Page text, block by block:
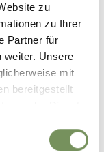
zu
zu Ihrer
Partner für
weiter. Unsere
mit
bereitgestellt